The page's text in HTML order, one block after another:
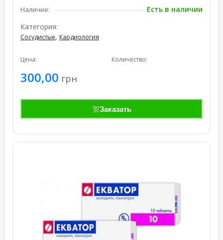
Наличие:
Есть в наличии
Категория:
Сосудистые, Кардиология
Цена:
300,00 грн
Количество:
Заказать